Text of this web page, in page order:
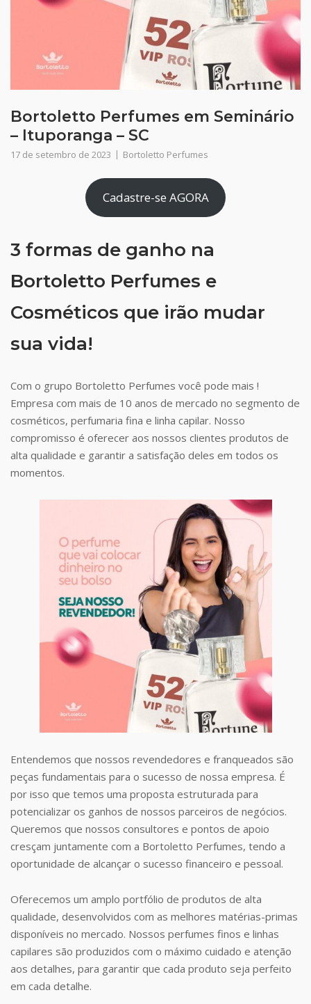
Bortoletto Perfumes em Seminário
– Ituporanga – SC
17 de setembro de 2023 Bortoletto Perfumes
Cadastre-se AGORA
3 formas de ganho na
Bortoletto Perfumes e
Cosméticos que irão mudar
sua vida!
Com o grupo Bortoletto Perfumes você pode mais !
Empresa com mais de 10 anos de mercado no segmento de
cosméticos, perfumaria fina e linha capilar. Nosso
compromisso é oferecer aos nossos clientes produtos de
alta qualidade e garantir a satisfação deles em todos os
momentos.
Entendemos que nossos revendedores e franqueados são
peças fundamentais para o sucesso de nossa empresa. É
por isso que temos uma proposta estruturada para
potencializar os ganhos de nossos parceiros de negócios.
Queremos que nossos consultores e pontos de apoio
cresçam juntamente com a Bortoletto Perfumes, tendo a
oportunidade de alcançar o sucesso financeiro e pessoal.
Oferecemos um amplo portfólio de produtos de alta
qualidade, desenvolvidos com as melhores matérias-primas
disponíveis no mercado. Nossos perfumes finos e linhas
capilares são produzidos com o máximo cuidado e atenção
aos detalhes, para garantir que cada produto seja perfeito
em cada detalhe.